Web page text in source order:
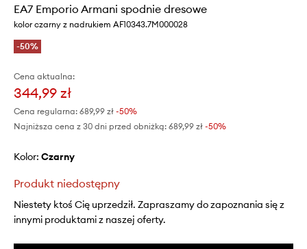
EA7 Emporio Armani spodnie dresowe
kolor czarny z nadrukiem AF10343.7M000028
-50%
Cena aktualna:
344,99 zł
Cena regularna: 689,99 zł -50%
Najniższa cena z 30 dni przed obniżką: 689,99 zł -50%
Kolor: czarny
Produkt niedostępny
Niestety ktoś Cię uprzedził. Zapraszamy do zapoznania się z
innymi produktami z naszej oferty.